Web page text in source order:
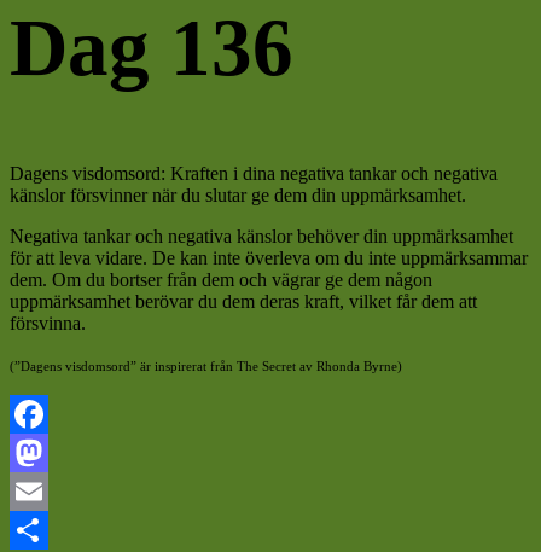
Dag 136
Dagens visdomsord: Kraften i dina negativa tankar och negativa
känslor försvinner när du slutar ge dem din uppmärksamhet.
Negativa tankar och negativa känslor behöver din uppmärksamhet
för att leva vidare. De kan inte överleva om du inte uppmärksammar
dem. Om du bortser från dem och vägrar ge dem någon
uppmärksamhet berövar du dem deras kraft, vilket får dem att
försvinna.
(”Dagens visdomsord” är inspirerat från The Secret av Rhonda Byrne)
Facebook
Mastodon
Email